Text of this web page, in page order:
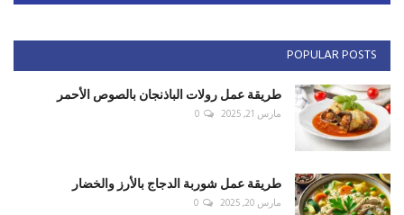
POPULAR POSTS
طريقة عمل رولات الباذنجان بالصوص الأحمر
مارس 21, 2025 0
طريقة عمل شوربة الدجاج بالأرز والخضار
مارس 20, 2025 0